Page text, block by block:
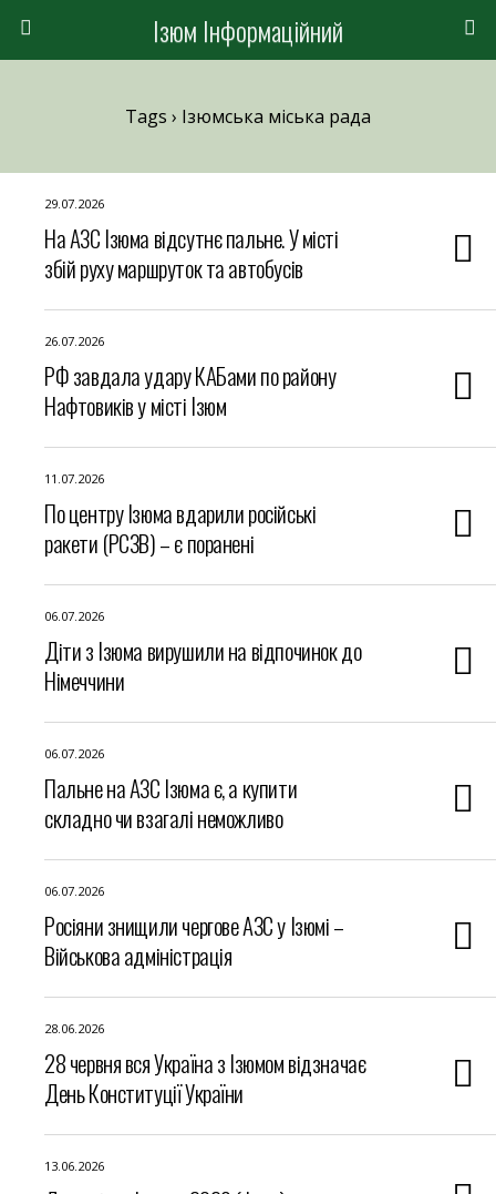
Ізюм Інформаційний
Tags › Ізюмська міська рада
29.07.2026
На АЗС Ізюма відсутнє пальне. У місті
збій руху маршруток та автобусів
26.07.2026
РФ завдала удару КАБами по району
Нафтовиків у місті Ізюм
11.07.2026
По центру Ізюма вдарили російські
ракети (РСЗВ) – є поранені
06.07.2026
Діти з Ізюма вирушили на відпочинок до
Німеччини
06.07.2026
Пальне на АЗС Ізюма є, а купити
складно чи взагалі неможливо
06.07.2026
Росіяни знищили чергове АЗС у Ізюмі –
Військова адміністрація
28.06.2026
28 червня вся Україна з Ізюмом відзначає
День Конституції України
13.06.2026